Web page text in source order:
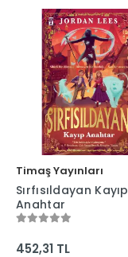
Timaş Yayınları
Sırfısıldayan Kayıp
Anahtar
452,31 TL